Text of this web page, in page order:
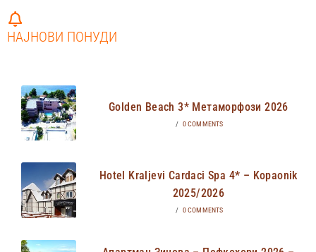
НАЈНОВИ ПОНУДИ
Golden Beach 3* Метаморфози 2026
/ 0 COMMENTS
Hotel Kraljevi Cardaci Spa 4* – Kopaonik
2025/2026
/ 0 COMMENTS